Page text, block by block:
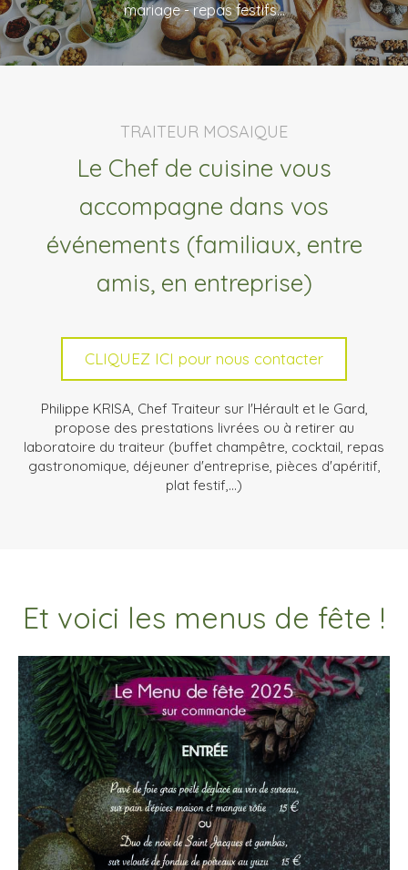
mariage - repas festifs...
TRAITEUR MOSAIQUE
Le Chef de cuisine vous
accompagne dans vos
événements (familiaux, entre
amis, en entreprise)
CLIQUEZ ICI pour nous contacter
Philippe KRISA, Chef Traiteur sur l'Hérault et le Gard,
propose des prestations livrées ou à retirer au
laboratoire du traiteur (buffet champêtre, cocktail, repas
gastronomique, déjeuner d'entreprise, pièces d'apéritif,
plat festif,...)
Et voici les menus de fête !